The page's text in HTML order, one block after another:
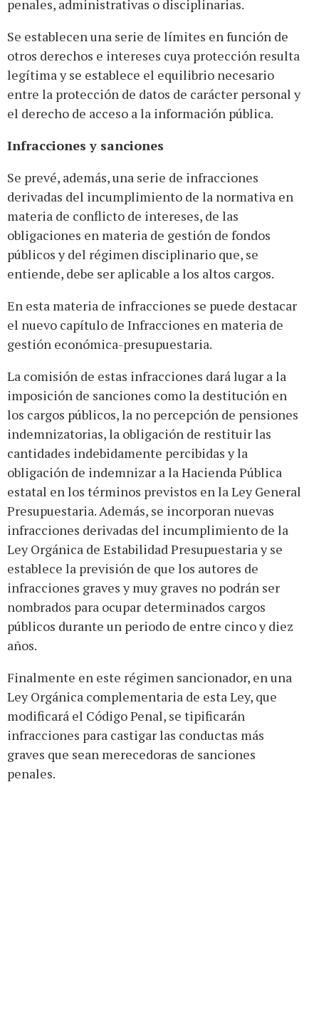
penales, administrativas o disciplinarias.
Se establecen una serie de límites en función de
otros derechos e intereses cuya protección resulta
legítima y se establece el equilibrio necesario
entre la protección de datos de carácter personal y
el derecho de acceso a la información pública.
Infracciones y sanciones
Se prevé, además, una serie de infracciones
derivadas del incumplimiento de la normativa en
materia de conflicto de intereses, de las
obligaciones en materia de gestión de fondos
públicos y del régimen disciplinario que, se
entiende, debe ser aplicable a los altos cargos.
En esta materia de infracciones se puede destacar
el nuevo capítulo de Infracciones en materia de
gestión económica-presupuestaria.
La comisión de estas infracciones dará lugar a la
imposición de sanciones como la destitución en
los cargos públicos, la no percepción de pensiones
indemnizatorias, la obligación de restituir las
cantidades indebidamente percibidas y la
obligación de indemnizar a la Hacienda Pública
estatal en los términos previstos en la Ley General
Presupuestaria. Además, se incorporan nuevas
infracciones derivadas del incumplimiento de la
Ley Orgánica de Estabilidad Presupuestaria y se
establece la previsión de que los autores de
infracciones graves y muy graves no podrán ser
nombrados para ocupar determinados cargos
públicos durante un periodo de entre cinco y diez
años.
Finalmente en este régimen sancionador, en una
Ley Orgánica complementaria de esta Ley, que
modificará el Código Penal, se tipificarán
infracciones para castigar las conductas más
graves que sean merecedoras de sanciones
penales.